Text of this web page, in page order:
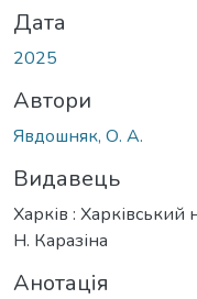
Дата
2025
Автори
Явдошняк, О. А.
Видавець
Харків : Харківський
Н. Каразіна
Анотація